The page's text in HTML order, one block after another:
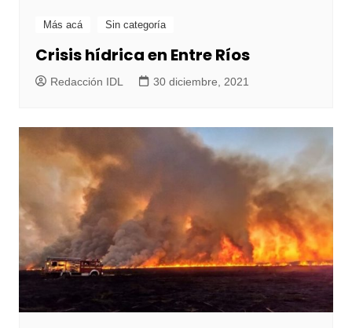
Más acá Sin categoría
Crisis hídrica en Entre Ríos
Redacción IDL 30 diciembre, 2021